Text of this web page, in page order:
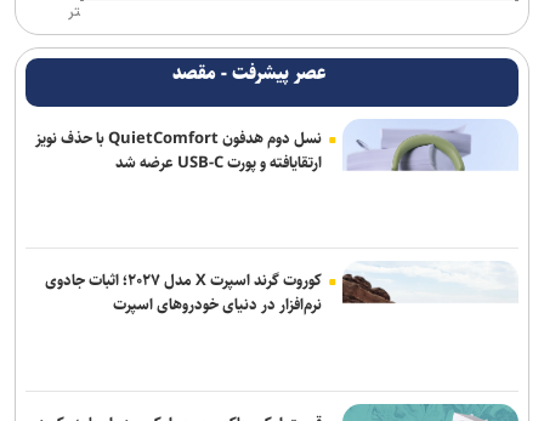
تر
عصر پیشرفت - مقصد
نسل دوم هدفون QuietComfort با حذف نویز
ارتقایافته و پورت USB-C عرضه شد
کوروت گرند اسپرت X مدل ۲۰۲۷؛ اثبات جادوی
نرم‌افزار در دنیای خودروهای اسپرت